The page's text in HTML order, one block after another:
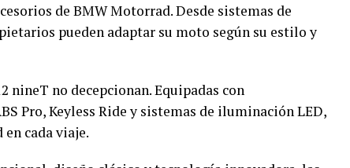
de BMW Motorrad. Desde sistemas de
pueden adaptar su moto según su estilo y
nineT no decepcionan. Equipadas con
Pro, Keyless Ride y sistemas de iluminación LED,
cada viaje.